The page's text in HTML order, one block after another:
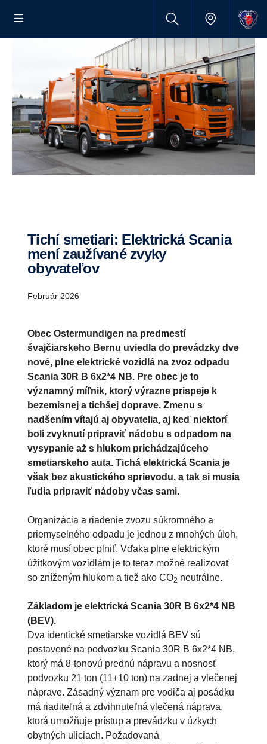
Tichí smetiari: Elektrická Scania
mení zaužívané zvyky
obyvateľov
Február 2026
Obec Ostermundigen na predmestí
švajčiarskeho Bernu uviedla do prevádzky dve
nové, plne elektrické vozidlá na zvoz odpadu
Scania 30R B 6x2*4 NB. Pre obec je to
významný míľnik, ktorý výrazne prispeje k
bezemisnej a tichšej doprave. Zmenu s
nadšením vítajú aj obyvatelia, aj keď niektorí
boli zvyknutí pripraviť nádobu s odpadom na
vysypanie až s hlukom prichádzajúceho
smetiarskeho auta. Tichá elektrická Scania je
však bez akustického sprievodu, a tak si musia
ľudia pripraviť nádoby včas sami.
Organizácia a riadenie zvozu súkromného a
priemyselného odpadu je jednou z mnohých úloh,
ktoré musí obec plniť. Vďaka plne elektrickým
úžitkovým vozidlám je to teraz možné realizovať
so zníženým hlukom a tiež ako CO2 neutrálne.
Základom je elektrická Scania 30R B 6x2*4 NB
(BEV).
Dva identické smetiarske vozidlá BEV sú
postavené na podvozku Scania 30R B 6x2*4 NB,
ktorý má 8-tonovú prednú nápravu a nosnosť
podvozku 21 ton (11+10 ton) na zadnej a vlečenej
náprave. Zásadný význam pre vodiča aj posádku
má riaditeľná a zdvihnuteľná vlečená náprava,
ktorá umožňuje prístup a prevádzku v úzkych
obytných uliciach. Požadovaná